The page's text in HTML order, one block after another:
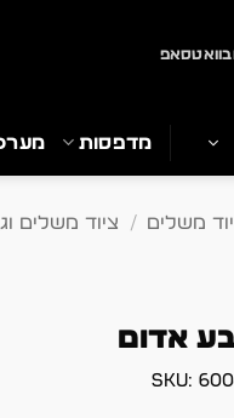
מדפסות
משלים / ציוד משלים
אדום
SKU: